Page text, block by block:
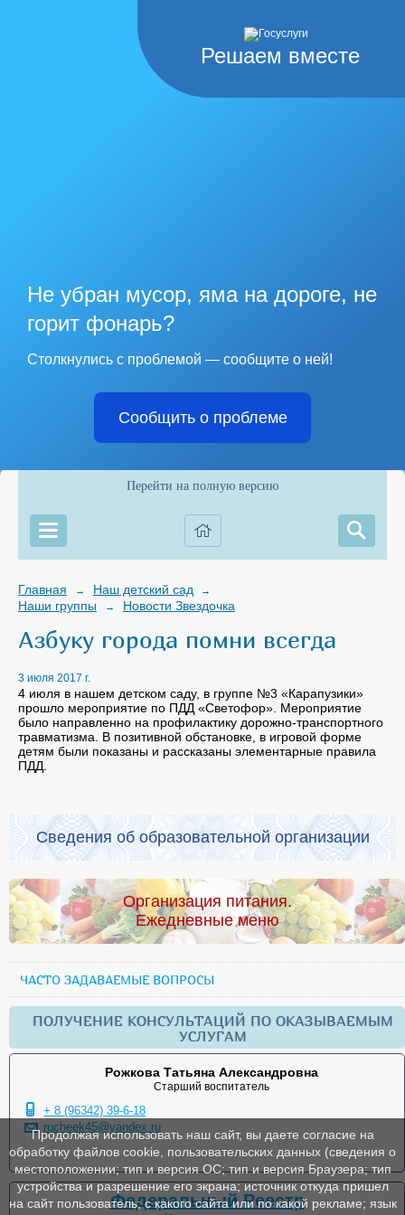
Решаем вместе
Не убран мусор, яма на дороге, не
горит фонарь?
Столкнулись с проблемой — сообщите о ней!
Сообщить о проблеме
Перейти на полную версию
Главная → Наш детский сад →
Наши группы → Новости Звездочка
Азбуку города помни всегда
3 июля 2017 г.
4 июля в нашем детском саду, в группе №3 «Карапузики»
прошло мероприятие по ПДД «Светофор». Мероприятие
было направленно на профилактику дорожно-транспортного
травматизма. В позитивной обстановке, в игровой форме
детям были показаны и рассказаны элементарные правила
ПДД.
Сведения об образовательной организации
Организация питания.
Ежедневные меню
ЧАСТО ЗАДАВАЕМЫЕ ВОПРОСЫ
ПОЛУЧЕНИЕ КОНСУЛЬТАЦИЙ ПО ОКАЗЫВАЕМЫМ
УСЛУГАМ
Рожкова Татьяна Александровна
Старший воспитатель
+ 8 (96342) 39-6-18
rucheek45@yandex.ru
Федеральный Реестр
Продолжая использовать наш сайт, вы даете согласие на
обработку файлов cookie, пользовательских данных (сведения о
местоположении; тип и версия ОС; тип и версия Браузера; тип
устройства и разрешение его экрана; источник откуда пришел
на сайт пользователь; с какого сайта или по какой рекламе; язык